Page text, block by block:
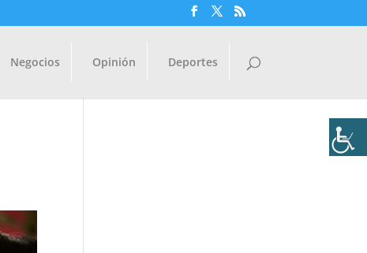
Negocios Opinión Deportes